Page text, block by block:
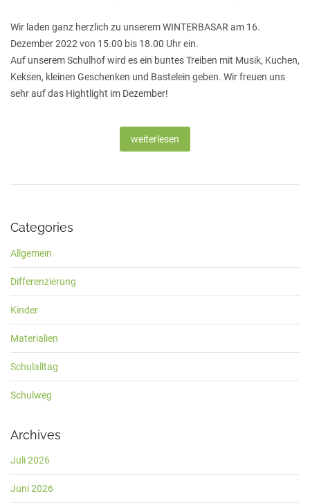
Wir laden ganz herzlich zu unserem WINTERBASAR am 16.
Dezember 2022 von 15.00 bis 18.00 Uhr ein.
Auf unserem Schulhof wird es ein buntes Treiben mit Musik, Kuchen,
Keksen, kleinen Geschenken und Bastelein geben. Wir freuen uns
sehr auf das Hightlight im Dezember!
weiterlesen
Categories
Allgemein
Differenzierung
Kinder
Materialien
Schulalltag
Schulweg
Archives
Juli 2026
Juni 2026